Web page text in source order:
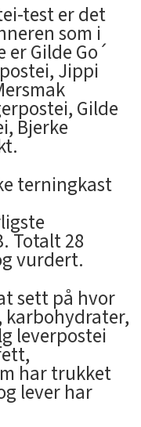
test er det
som i
Gilde Go´
Jippi
Gilde
Bjerke
terningkast
Totalt 28
vurdert.
sett på hvor
leverpostei
har trukket
lever har